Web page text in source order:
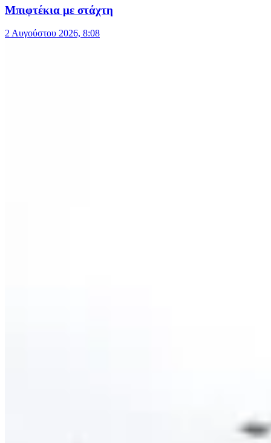
Μπιφτέκια με στάχτη
2 Αυγούστου 2026, 8:08